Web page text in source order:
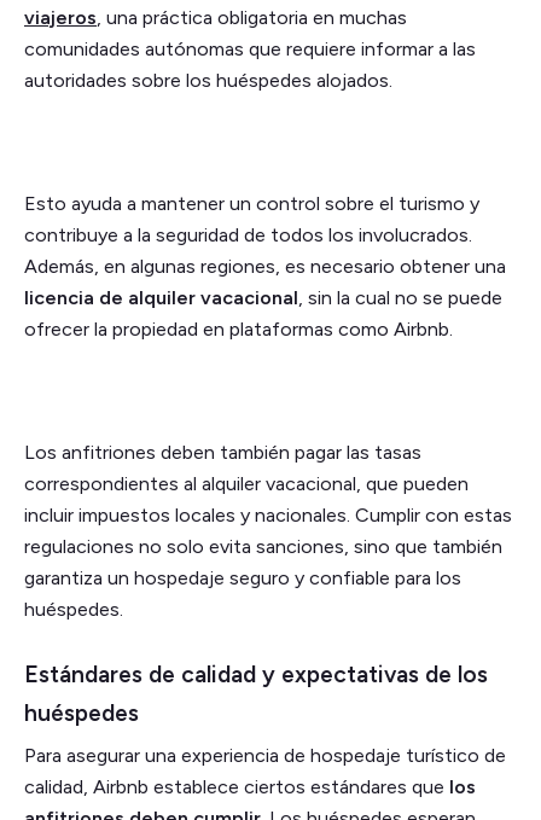
viajeros, una práctica obligatoria en muchas
comunidades autónomas que requiere informar a las
autoridades sobre los huéspedes alojados.
Esto ayuda a mantener un control sobre el turismo y
contribuye a la seguridad de todos los involucrados.
Además, en algunas regiones, es necesario obtener una
licencia de alquiler vacacional, sin la cual no se puede
ofrecer la propiedad en plataformas como Airbnb.
Los anfitriones deben también pagar las tasas
correspondientes al alquiler vacacional, que pueden
incluir impuestos locales y nacionales. Cumplir con estas
regulaciones no solo evita sanciones, sino que también
garantiza un hospedaje seguro y confiable para los
huéspedes.
Estándares de calidad y expectativas de los
huéspedes
Para asegurar una experiencia de hospedaje turístico de
calidad, Airbnb establece ciertos estándares que los